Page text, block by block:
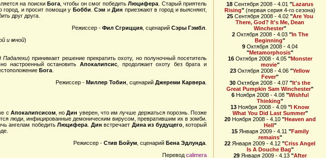
на поискиБога , чтобы он смог победитьЛюцифера . Старый приятель
город, и просит помощи у Бобби .Сэм иДин приезжают в город и выясняют,
друг друга.
Режиссер - Фил Сгрицция , сценарий Сэры Гэмбл
и мной)
Падалеки) принимает решение прекратить охоту, но полуночный посетитель
настроенный остановить Апокалипсис, продолжает охоту без брата и
Бога
Режиссер - Миллер Тобин , сценарий Джереми Карвера
с Апокалипсисом, ноДин уверен, что им лучше держаться порознь. Позже
люди, инфицированные демоническим вирусом, превратившим их в зомби.
ангелам победитьЛюцифера Дин встречает Дина из будущего, который
Режиссер - Стив Бойум , сценарий Бена Эдлунда
Перевод calimera
18 Сентября 2008 - 4.01 "Lazarus
Rising" (первая серия 4-го сезона)
25Сентября 2008 - 4.02 "Are You
There, God? It's Me, Dean
Winchester"
2Октября 2008 - 4.03 "In The
Beginning"
9 Октября 2008 - 4.04
"Metamorphosis"
16Октября 2008 - 4.05 "Monster
movie"
23 Октября 2008 - 4.06 "Yellow
Fever"
30 Октября 2008 - 4.07 "It's the
Great Pumpkin Sam Winchester"
6Ноября 2008 - 4.08 "Wishful
Thinking"
13 Ноября 2008 - 4.09 "I Know
What You Did Last Summer"
20Ноября 2008 - 4.10 "Heaven and
Hell"
15Января 2009 - 4.11 "Family
remains"
22 Января 2009 - 4.12 "Criss Angel
Is A Douche Bag"
29Января 2009 - 4.13 "After